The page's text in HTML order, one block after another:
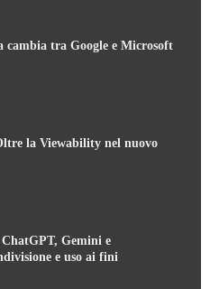
tra Google e Microsoft
la Viewability nel nuovo
Gemini e
e uso ai fini